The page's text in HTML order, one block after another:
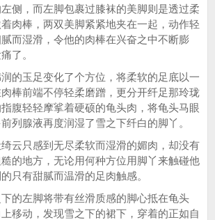
侧，而左脚包裹过膝袜的美脚则是透过柔
肉棒，两双美脚紧紧地夹在一起，动作轻
而湿滑，令他的肉棒在兴奋之中不断膨
了。
玉足变化了个方位，将柔软的足底以一
棒前端不停轻柔磨蹭，更分开纤足那玲珑
腹轻轻摩挲着硬硕的龟头肉，将龟头马眼
列腺液再度润湿了雪之下纤白的脚丫。
只感到无尽柔软而湿滑的媚肉，却没有
的地方，无论用何种方位用脚丫来触碰他
只有甜腻而温滑的足肉触感。
左脚将带有丝滑质感的脚心抵在龟头
移动，发现雪之下的裙下，穿着的正如自